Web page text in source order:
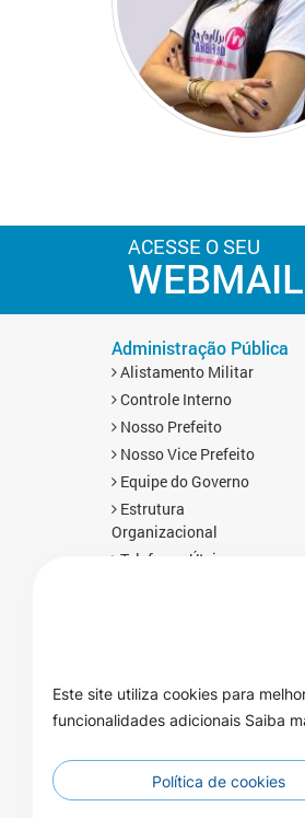
ACESSE O SEU
WEBMAIL
Administração Pública
Alistamento Militar
Controle Interno
Nosso Prefeito
Nosso Vice Prefeito
Equipe do Governo
Estrutura
Organizacional
Telefones Úteis
Notícias
Galeria de Vídeos
Galeria de Fotos
Este site utiliza cookies para
funcionalidades adicionais Saiba
Política de cookies